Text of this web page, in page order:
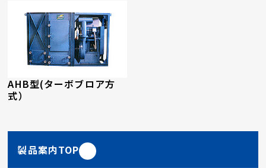
AHB型(ターボブロア方
式）
製品案内TOP